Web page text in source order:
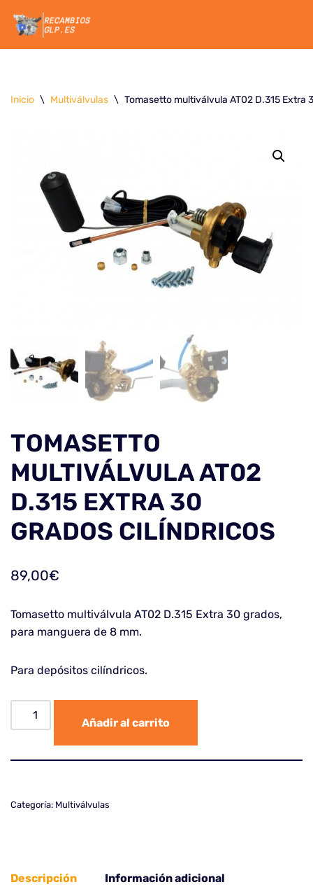
Saltar
Inicio \ Multiválvulas \ Tomasetto multiválvula AT02 D.315 Extra
TOMASETTO
MULTIVÁLVULA AT02
D.315 EXTRA 30
GRADOS CILÍNDRICOS
89,00€
Tomasetto multiválvula AT02 D.315 Extra 30 grados,
para manguera de 8 mm.
Para depósitos cilíndricos.
Añadir al carrito
Categoría: Multiválvulas
Descripción Información adicional